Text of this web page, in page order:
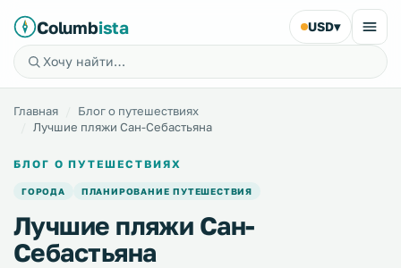
Columbista USD▾
Главная
Блог о путешествиях
Лучшие пляжи Сан-Себастьяна
БЛОГ О ПУТЕШЕСТВИЯХ
ГОРОДА ПЛАНИРОВАНИЕ ПУТЕШЕСТВИЯ
Лучшие пляжи Сан-
Себастьяна